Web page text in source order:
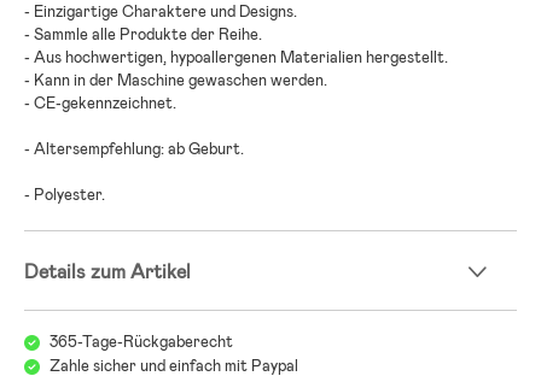
- Einzigartige Charaktere und Designs.
- Sammle alle Produkte der Reihe.
- Aus hochwertigen, hypoallergenen Materialien hergestellt.
- Kann in der Maschine gewaschen werden.
- CE-gekennzeichnet.
- Altersempfehlung: ab Geburt.
- Polyester.
Details zum Artikel
365-Tage-Rückgaberecht
Zahle sicher und einfach mit Paypal